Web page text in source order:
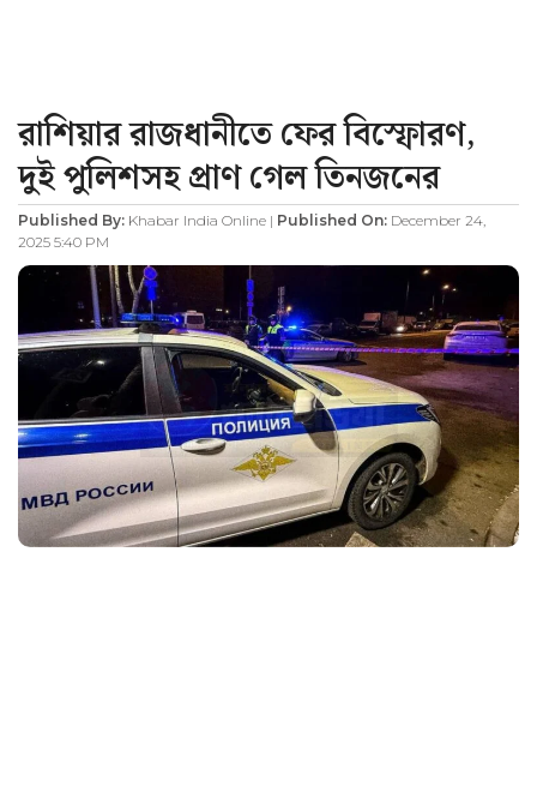
রাশিয়ার রাজধানীতে ফের বিস্ফোরণ,
দুই পুলিশসহ প্রাণ গেল তিনজনের
Published By: Khabar India Online | Published On: December 24,
2025 5:40 PM